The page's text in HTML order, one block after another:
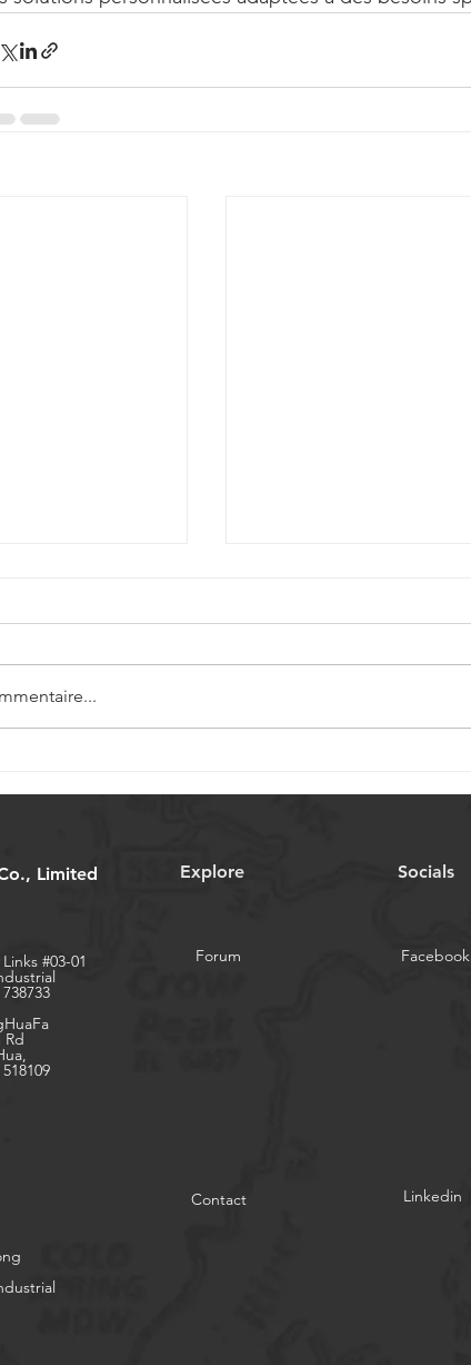
de
miniatures pour
Limited Explore Socials
#03-01 Forum Facebook
Contact
Linkedin